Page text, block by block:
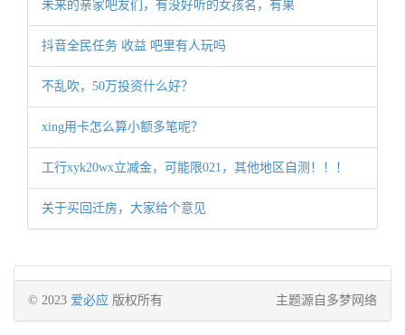
未来的亲家吧友们，有没好听的女孩名，有果
抖音全民任务 收益 吧里有人玩吗
不乱吹，50万投资什么好？
xing用卡怎么算小额多笔呢？
工行xyk20wx立减金，可能限021，其他地区自测！！！
关于买回迁房，大家给个意见
© 2023 爱必应 版权所有 主题源自多梦网络